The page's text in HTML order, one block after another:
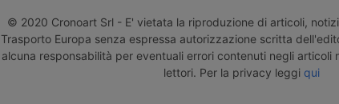
© 2020 Cronoart Srl - E' vietata la riproduzione di articoli,
Trasporto Europa senza espressa autorizzazione scritta
alcuna responsabilità per eventuali errori contenuti negli articoli
lettori. Per la privacy leggi qui